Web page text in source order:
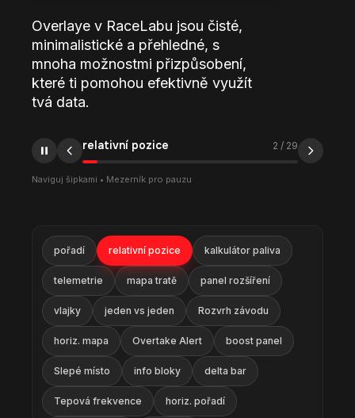
Overlaye v RaceLabu jsou čisté,
minimalistické a přehledné, s
mnoha možnostmi přizpůsobení,
které ti pomohou efektivně využít
tvá data.
relativní pozice 2 / 29
Naviguj šipkami • Mezerník pro pauzu
pořadí relativní pozice kalkulátor paliva
telemetrie mapa tratě panel rozšíření
vlajky jeden vs jeden Rozvrh závodu
horiz. mapa Overtake Alert boost panel
Slepé místo info bloky delta bar
Tepová frekvence horiz. pořadí